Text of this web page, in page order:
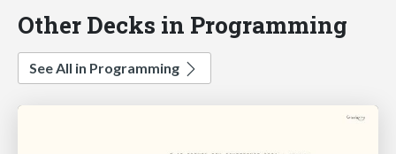
Other Decks in Programming
See All in Programming